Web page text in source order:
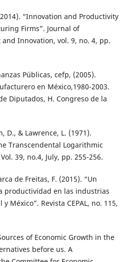
“Innovation and Productivity
Firms”. Journal of
Innovation, vol. 9, no. 4, pp.
Públicas, cefp, (2005).
en México,1980-2003.
Diputados, H. Congreso de la
D., & Lawrence, L. (1971).
Transcendental Logarithmic
39, no.4, July, pp. 255-256.
de Freitas, F. (2015). “Un
productividad en las industrias
México”. Revista CEPAL, no. 115,
of Economic Growth in the
before us. A